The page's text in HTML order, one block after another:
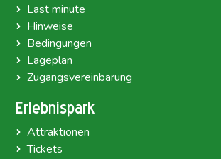
Last minute
Hinweise
Bedingungen
Lageplan
Zugangsvereinbarung
Erlebnispark
Attraktionen
Tickets